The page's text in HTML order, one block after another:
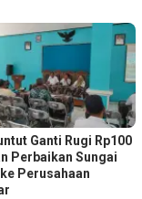
Ganti Rugi Rp100
Perbaikan Sungai
Perusahaan